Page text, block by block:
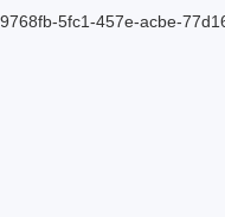
5fc1-457e-acbe-